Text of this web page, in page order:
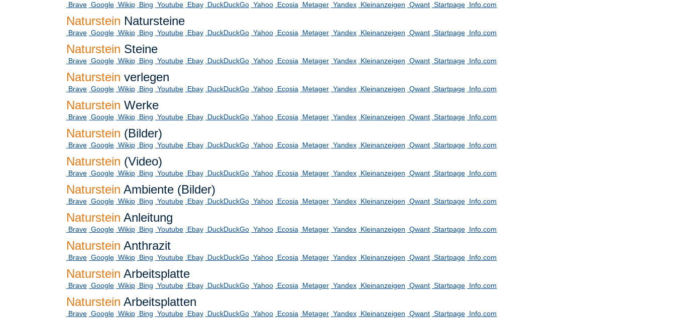
Brave Google Wikip Bing Youtube Ebay DuckDuckGo Yahoo Ecosia Metager Yandex Kleinanzeigen Qwant Startpage Info.com
Naturstein Natursteine
Brave Google Wikip Bing Youtube Ebay DuckDuckGo Yahoo Ecosia Metager Yandex Kleinanzeigen Qwant Startpage Info.com
Naturstein Steine
Brave Google Wikip Bing Youtube Ebay DuckDuckGo Yahoo Ecosia Metager Yandex Kleinanzeigen Qwant Startpage Info.com
Naturstein verlegen
Brave Google Wikip Bing Youtube Ebay DuckDuckGo Yahoo Ecosia Metager Yandex Kleinanzeigen Qwant Startpage Info.com
Naturstein Werke
Brave Google Wikip Bing Youtube Ebay DuckDuckGo Yahoo Ecosia Metager Yandex Kleinanzeigen Qwant Startpage Info.com
Naturstein (Bilder)
Brave Google Wikip Bing Youtube Ebay DuckDuckGo Yahoo Ecosia Metager Yandex Kleinanzeigen Qwant Startpage Info.com
Naturstein (Video)
Brave Google Wikip Bing Youtube Ebay DuckDuckGo Yahoo Ecosia Metager Yandex Kleinanzeigen Qwant Startpage Info.com
Naturstein Ambiente (Bilder)
Brave Google Wikip Bing Youtube Ebay DuckDuckGo Yahoo Ecosia Metager Yandex Kleinanzeigen Qwant Startpage Info.com
Naturstein Anleitung
Brave Google Wikip Bing Youtube Ebay DuckDuckGo Yahoo Ecosia Metager Yandex Kleinanzeigen Qwant Startpage Info.com
Naturstein Anthrazit
Brave Google Wikip Bing Youtube Ebay DuckDuckGo Yahoo Ecosia Metager Yandex Kleinanzeigen Qwant Startpage Info.com
Naturstein Arbeitsplatte
Brave Google Wikip Bing Youtube Ebay DuckDuckGo Yahoo Ecosia Metager Yandex Kleinanzeigen Qwant Startpage Info.com
Naturstein Arbeitsplatten
Brave Google Wikip Bing Youtube Ebay DuckDuckGo Yahoo Ecosia Metager Yandex Kleinanzeigen Qwant Startpage Info.com